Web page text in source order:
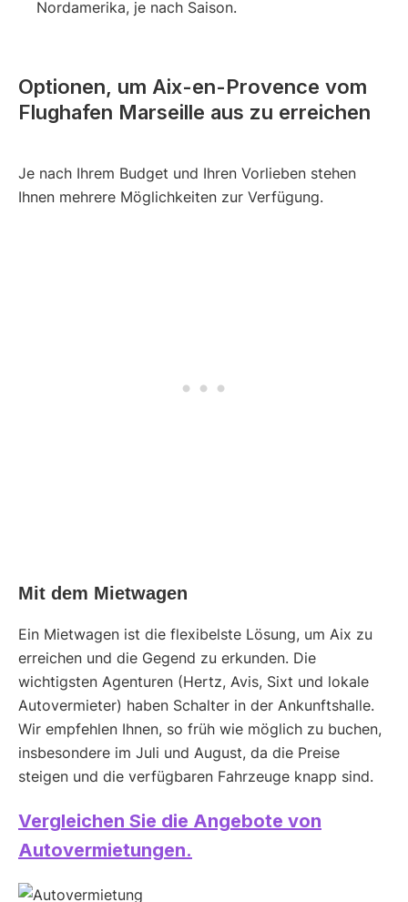
Nordamerika, je nach Saison.
Optionen, um Aix-en-Provence vom
Flughafen Marseille aus zu erreichen
Je nach Ihrem Budget und Ihren Vorlieben stehen
Ihnen mehrere Möglichkeiten zur Verfügung.
Mit dem Mietwagen
Ein Mietwagen ist die flexibelste Lösung, um Aix zu
erreichen und die Gegend zu erkunden. Die
wichtigsten Agenturen (Hertz, Avis, Sixt und lokale
Autovermieter) haben Schalter in der Ankunftshalle.
Wir empfehlen Ihnen, so früh wie möglich zu buchen,
insbesondere im Juli und August, da die Preise
steigen und die verfügbaren Fahrzeuge knapp sind.
Vergleichen Sie die Angebote von
Autovermietungen.